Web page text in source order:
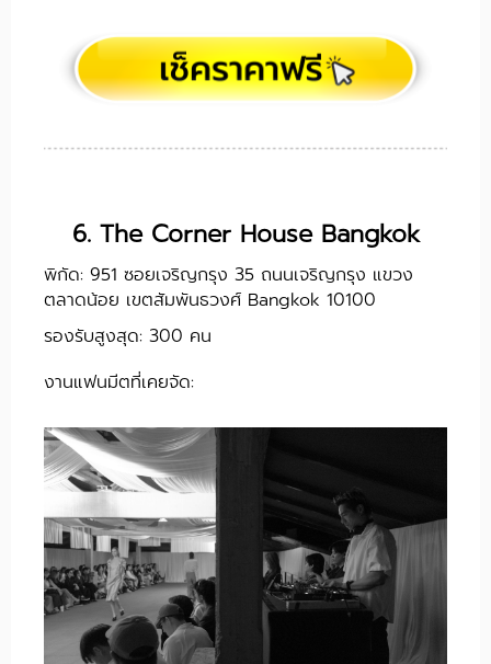
6. The Corner House Bangkok
พิกัด: 951 ซอยเจริญกรุง 35 ถนนเจริญกรุง แขวง
ตลาดน้อย เขตสัมพันธวงศ์ Bangkok 10100
รองรับสูงสุด: 300 คน
งานแฟนมีตที่เคยจัด: